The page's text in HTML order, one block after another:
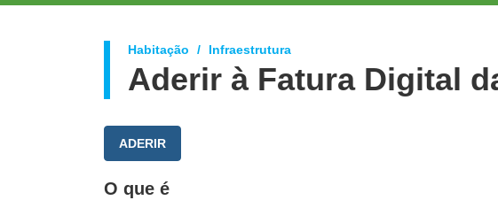
Habitação Infraestrutura
Aderir à Fatura Digital
ADERIR
O que é